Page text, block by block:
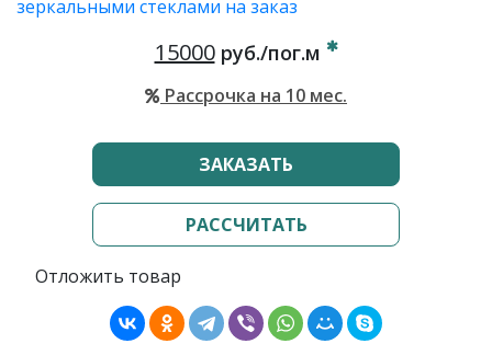
15000руб./пог.м
Рассрочка на 10 мес.
ЗАКАЗАТЬ
РАССЧИТАТЬ
Отложить товар